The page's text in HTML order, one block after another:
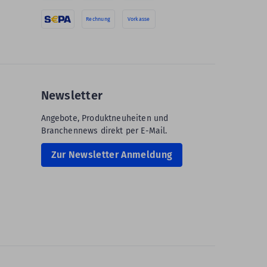
Rechnung Vorkasse
Newsletter
Angebote, Produktneuheiten und
Branchennews direkt per E-Mail.
Zur Newsletter Anmeldung